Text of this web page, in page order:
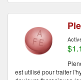
est utilisé pour traiter